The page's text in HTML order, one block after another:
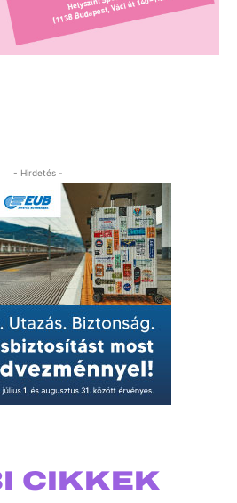
- Hirdetés -
CIKKEK